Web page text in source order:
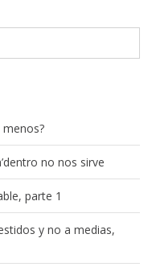
no nos sirve
parte 1
y no a medias,